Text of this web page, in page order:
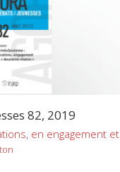
82, 2019
en engagement et